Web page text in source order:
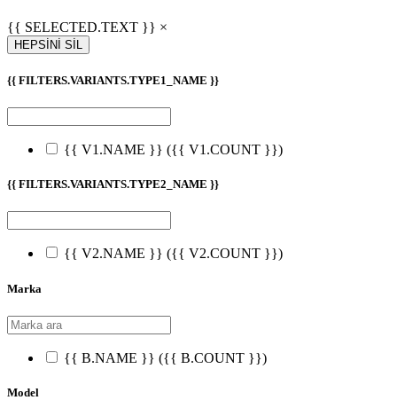
{{ SELECTED.TEXT }} ×
HEPSİNİ SİL
{{ FILTERS.VARIANTS.TYPE1_NAME }}
{{ V1.NAME }} ({{ V1.COUNT }})
{{ FILTERS.VARIANTS.TYPE2_NAME }}
{{ V2.NAME }} ({{ V2.COUNT }})
Marka
{{ B.NAME }} ({{ B.COUNT }})
Model